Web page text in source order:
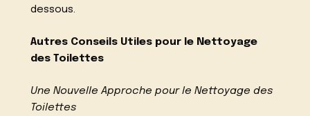
dessous.
Autres Conseils Utiles pour le Nettoyage
des Toilettes
Une Nouvelle Approche pour le Nettoyage des
Toilettes